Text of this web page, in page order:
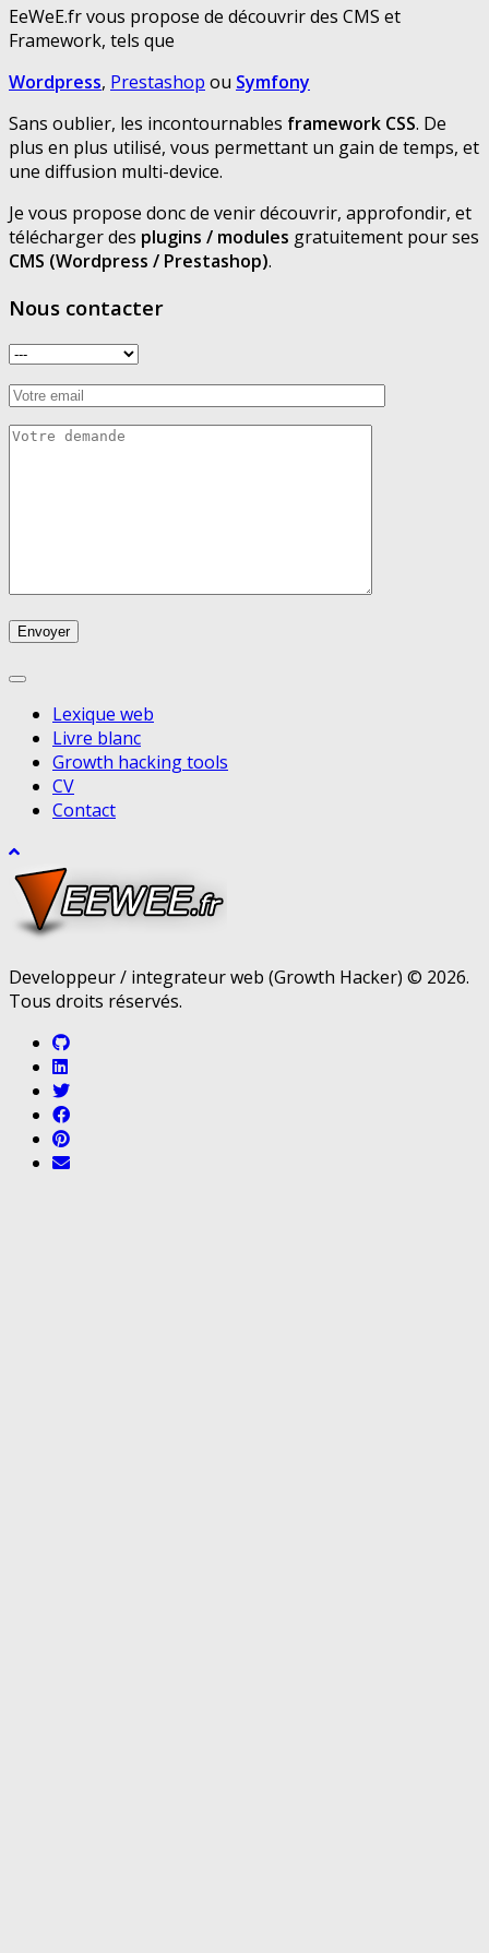
EeWeE.fr vous propose de découvrir des CMS et
Framework, tels que
Wordpress, Prestashop ou Symfony
Sans oublier, les incontournables framework CSS. De
plus en plus utilisé, vous permettant un gain de temps, et
une diffusion multi-device.
Je vous propose donc de venir découvrir, approfondir, et
télécharger des plugins / modules gratuitement pour ses
CMS (Wordpress / Prestashop).
Nous contacter
Lexique web
Livre blanc
Growth hacking tools
CV
Contact
Developpeur / integrateur web (Growth Hacker) © 2026.
Tous droits réservés.